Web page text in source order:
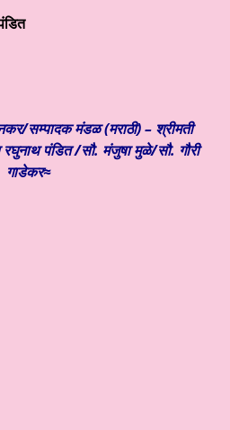
सम्पादक मंडळ (मराठी) – श्रीमती
पंडित /सौ. मंजुषा मुळे/सौ. गौरी
गाडेकर≈